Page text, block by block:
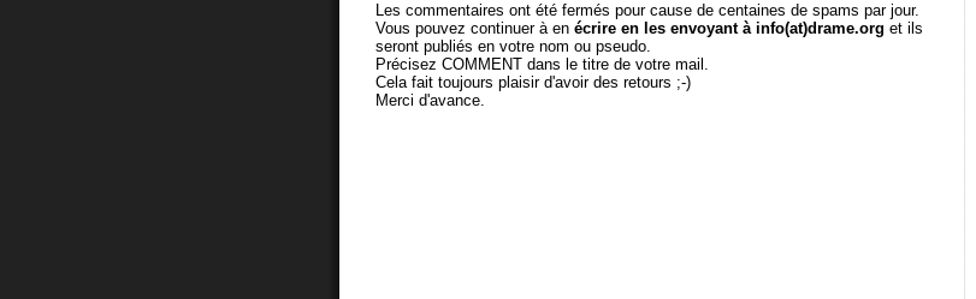
Les commentaires ont été fermés pour cause de centaines de spams par jour.
Vous pouvez continuer à en écrire en les envoyant à info(at)drame.org et ils
seront publiés en votre nom ou pseudo.
Précisez COMMENT dans le titre de votre mail.
Cela fait toujours plaisir d'avoir des retours ;-)
Merci d'avance.